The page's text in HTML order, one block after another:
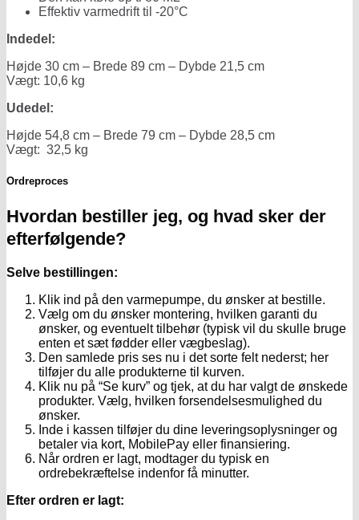
Effektiv varmedrift til -20°C
Indedel:
Højde 30 cm – Brede 89 cm – Dybde 21,5 cm
Vægt: 10,6 kg
Udedel:
Højde 54,8 cm – Brede 79 cm – Dybde 28,5 cm
Vægt: 32,5 kg
Ordreproces
Hvordan bestiller jeg, og hvad sker der
efterfølgende?
Selve bestillingen:
Klik ind på den varmepumpe, du ønsker at bestille.
Vælg om du ønsker montering, hvilken garanti du
ønsker, og eventuelt tilbehør (typisk vil du skulle bruge
enten et sæt fødder eller vægbeslag).
Den samlede pris ses nu i det sorte felt nederst; her
tilføjer du alle produkterne til kurven.
Klik nu på “Se kurv” og tjek, at du har valgt de ønskede
produkter. Vælg, hvilken forsendelsesmulighed du
ønsker.
Inde i kassen tilføjer du dine leveringsoplysninger og
betaler via kort, MobilePay eller finansiering.
Når ordren er lagt, modtager du typisk en
ordrebekræftelse indenfor få minutter.
Efter ordren er lagt: